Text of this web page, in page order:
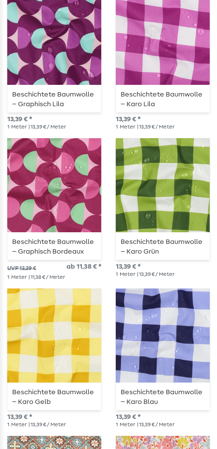
Beschichtete Baumwolle
– Graphisch Lila
13,39 € *
1 Meter | 13,39 € / Meter
Beschichtete Baumwolle
– Karo Lila
13,39 € *
1 Meter | 13,39 € / Meter
Beschichtete Baumwolle
– Graphisch Bordeaux
UVP 13,39 € ab 11,38 € *
1 Meter | 11,38 € / Meter
Beschichtete Baumwolle
– Karo Grün
13,39 € *
1 Meter | 13,39 € / Meter
Beschichtete Baumwolle
– Karo Gelb
13,39 € *
1 Meter | 13,39 € / Meter
Beschichtete Baumwolle
– Karo Blau
13,39 € *
1 Meter | 13,39 € / Meter